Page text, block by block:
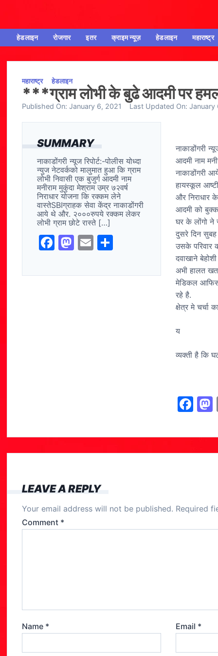
हेडलाइन रोजगार इतर क्राइम न्यूज़ हेडलाइन महाराष्ट्र
महाराष्ट्र हेडलाइन
***ग्राम लोभी के बुढे आदमी पर
Published On: January 6, 2021 Last Updated On: January
SUMMARY
नाकाडोंगरी न्यूज रिपोर्ट:-पोलीस योध्दा
न्युज नेटवर्कको मालुमात हुआ कि ग्राम
लोभी निवासी एक बुजुर्ग आदमी नाम
मनीराम मुकुंदा मेश्राम उम्र ७२वर्ष
निराधार योजना कि रक्कम लेने
वास्तेSBIग्राहक सेवा केंद्र नाकाडोंगरी
आये थे और. २०००रुपये रक्कम लेकर
लोभी ग्राम छोटे रास्ते […]
F
c
M
st
E
ai ar
नाकाडोंगरी
आदमी नाम
नाकाडोंगरी
हायस्कूल
और निराधार
आदमी को
घर के लोंगो ने
दुसरे दिन सुबह
उसके परिवार
दवाखाने
अभी हालत
मेडिकल
रहे है.
क्षेत्र मे चर्चा
य
व्यक्ती है कि
F
c
e
k
LEAVE A REPLY
Your email address will not be published. Required
Comment *
Name * Email *